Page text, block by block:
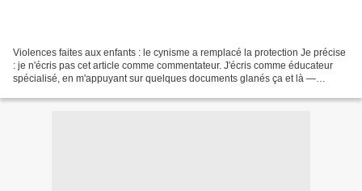
Violences faites aux enfants : le cynisme a remplacé la protection Je précise
: je n'écris pas cet article comme commentateur. J'écris comme éducateur
spécialisé, en m'appuyant sur quelques documents glanés ça et là —